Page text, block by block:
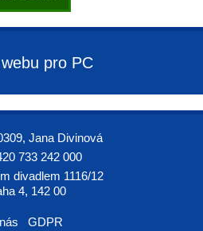
pro PC
Jana Divinová
733 242 000
divadlem 1116/12
4, 142 00
GDPR